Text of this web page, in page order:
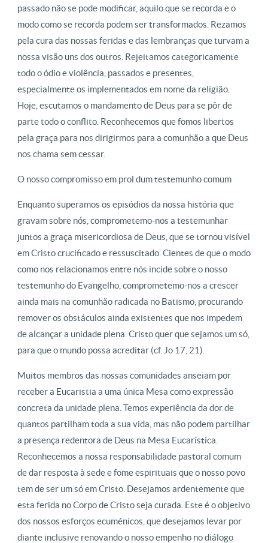
passado não se pode modificar, aquilo que se recorda e o
modo como se recorda podem ser transformados. Rezamos
pela cura das nossas feridas e das lembranças que turvam a
nossa visão uns dos outros. Rejeitamos categoricamente
todo o ódio e violência, passados e presentes,
especialmente os implementados em nome da religião.
Hoje, escutamos o mandamento de Deus para se pôr de
parte todo o conflito. Reconhecemos que fomos libertos
pela graça para nos dirigirmos para a comunhão a que Deus
nos chama sem cessar.
O nosso compromisso em prol dum testemunho comum
Enquanto superamos os episódios da nossa história que
gravam sobre nós, comprometemo-nos a testemunhar
juntos a graça misericordiosa de Deus, que se tornou visível
em Cristo crucificado e ressuscitado. Cientes de que o modo
como nos relacionamos entre nós incide sobre o nosso
testemunho do Evangelho, comprometemo-nos a crescer
ainda mais na comunhão radicada no Batismo, procurando
remover os obstáculos ainda existentes que nos impedem
de alcançar a unidade plena. Cristo quer que sejamos um só,
para que o mundo possa acreditar (cf. Jo 17, 21).
Muitos membros das nossas comunidades anseiam por
receber a Eucaristia a uma única Mesa como expressão
concreta da unidade plena. Temos experiência da dor de
quantos partilham toda a sua vida, mas não podem partilhar
a presença redentora de Deus na Mesa Eucarística.
Reconhecemos a nossa responsabilidade pastoral comum
de dar resposta à sede e fome espirituais que o nosso povo
tem de ser um só em Cristo. Desejamos ardentemente que
esta ferida no Corpo de Cristo seja curada. Este é o objetivo
dos nossos esforços ecuménicos, que desejamos levar por
diante inclusive renovando o nosso empenho no diálogo